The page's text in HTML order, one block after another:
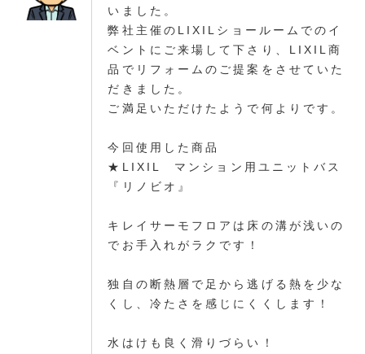
いました。
弊社主催のLIXILショールームでのイ
ベントにご来場して下さり、LIXIL商
品でリフォームのご提案をさせていた
だきました。
ご満足いただけたようで何よりです。
今回使用した商品
★LIXIL マンション用ユニットバス
『リノビオ』
キレイサーモフロアは床の溝が浅いの
でお手入れがラクです！
独自の断熱層で足から逃げる熱を少な
くし、冷たさを感じにくくします！
水はけも良く滑りづらい！